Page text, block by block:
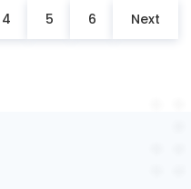
4 5 6 Next